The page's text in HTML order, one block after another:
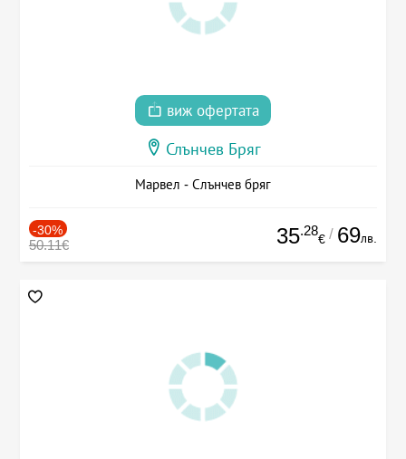
виж офертата
Слънчев Бряг
Марвел - Слънчев бряг
-30%
50.11€ 35.28
€ / 69лв.